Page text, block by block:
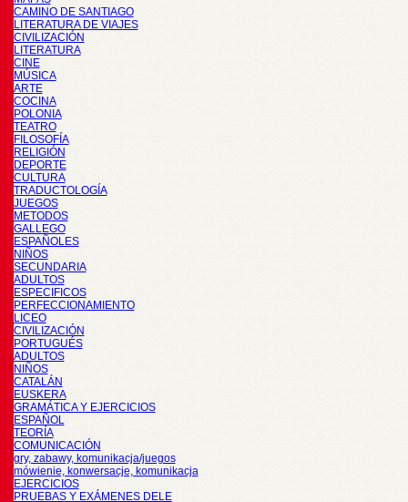
CAMINO DE SANTIAGO
LITERATURA DE VIAJES
CIVILIZACIÓN
LITERATURA
CINE
MÚSICA
ARTE
COCINA
POLONIA
TEATRO
FILOSOFÍA
RELIGIÓN
DEPORTE
CULTURA
TRADUCTOLOGÍA
JUEGOS
METODOS
GALLEGO
ESPAÑOLES
NIÑOS
SECUNDARIA
ADULTOS
ESPECIFICOS
PERFECCIONAMIENTO
LICEO
CIVILIZACIÓN
PORTUGUÉS
ADULTOS
NIÑOS
CATALÁN
EUSKERA
GRAMÁTICA Y EJERCICIOS
ESPAÑOL
TEORÍA
COMUNICACIÓN
gry, zabawy, komunikacja/juegos
mówienie, konwersacje, komunikacja
EJERCICIOS
PRUEBAS Y EXÁMENES DELE